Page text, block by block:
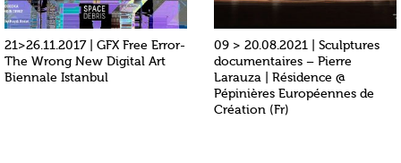
21>26.11.2017 | GFX Free Error-
The Wrong New Digital Art
Biennale Istanbul
09 > 20.08.2021 | Sculptures
documentaires – Pierre
Larauza | Résidence @
Pépinières Européennes de
Création (Fr)